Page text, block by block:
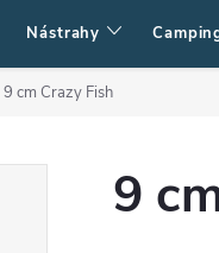
Nástrahy
9 cm Crazy Fish
9